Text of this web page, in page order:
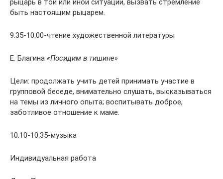
быть настоящим рыцарем.
9.35-10.00-чтение художественной литературы
Е. Благина «Посидим в тишине»
Цели: продолжать учить детей принимать участие в
групповой беседе, внимательно слушать, высказываться
на темы из личного опыта; воспитывать доброе,
заботливое отношение к маме.
10.10-10.35-музыка
Индивидуальная работа